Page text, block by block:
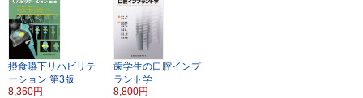
摂食嚥下リハビリテ
ーション 第3版
8,360円
歯学生の口腔インプ
ラント学
8,800円